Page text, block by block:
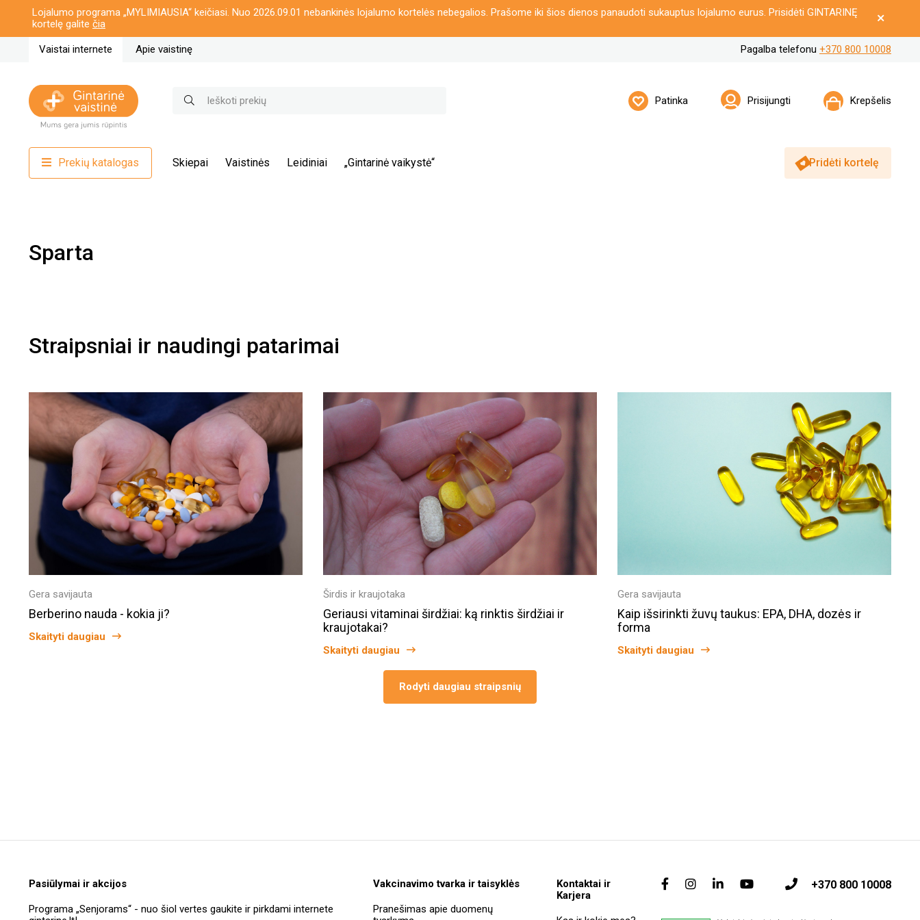
Lojalumo programa „MYLIMIAUSIA“ keičiasi. Nuo 2026.09.01 nebankinės lojalumo kortelės nebegalios. Prašome iki šios dienos panaudoti sukauptus lojalumo eurus. Prisidėti GINTARINĘ
kortelę galite čia
Vaistai internete Apie vaistinę Pagalba telefonu +370 800 10008
Patinka Prisijungti Krepšelis
Prekių katalogas Skiepai Vaistinės Leidiniai „Gintarinė vaikystė“ Pridėti kortelę
Sparta
Straipsniai ir naudingi patarimai
Gera savijauta
Berberino nauda - kokia ji?
Skaityti daugiau
Širdis ir kraujotaka
Geriausi vitaminai širdžiai: ką rinktis širdžiai ir
kraujotakai?
Skaityti daugiau
Gera savijauta
Kaip išsirinkti žuvų taukus: EPA, DHA, dozės ir
forma
Skaityti daugiau
Rodyti daugiau straipsnių
Pasiūlymai ir akcijos
Programa „Senjorams“ - nuo šiol vertes gaukite ir pirkdami internete
Vakcinavimo tvarka ir taisyklės
Pranešimas apie duomenų
Kontaktai ir
Karjera
+370 800 10008